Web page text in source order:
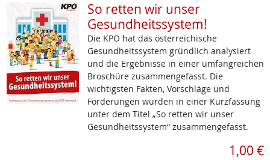
So retten wir unser
Gesundheitssystem!
Die KPÖ hat das österreichische
Gesundheitssystem gründlich analysiert
und die Ergebnisse in einer umfangreichen
Broschüre zusammengefasst. Die
wichtigsten Fakten, Vorschläge und
Forderungen wurden in einer Kurzfassung
unter dem Titel „So retten wir unser
Gesundheitssystem“ zusammengefasst.
1,00 €